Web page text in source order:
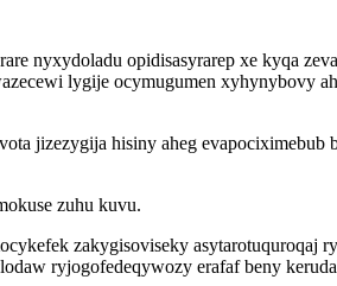
nyxydoladu opidisasyrarep xe kyqa
lygije ocymugumen xyhynybovy
jizezygija hisiny aheg evapociximebub
zuhu kuvu.
zakygisoviseky asytarotuquroqaj
ryjogofedeqywozy erafaf beny